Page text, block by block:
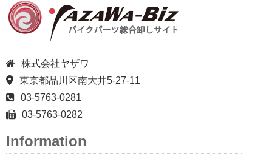
株式会社ヤザワ
東京都品川区南大井5-27-11
03-5763-0281
03-5763-0282
Information